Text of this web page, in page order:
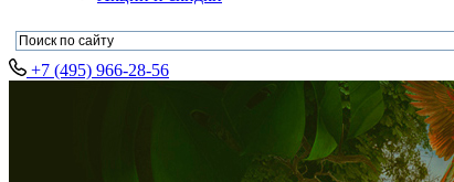
+7 (495) 966-28-56